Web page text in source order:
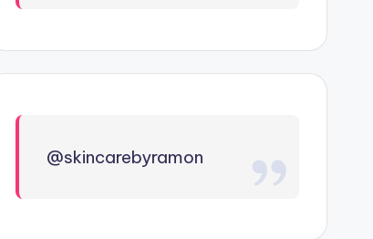
@skincarebyramon